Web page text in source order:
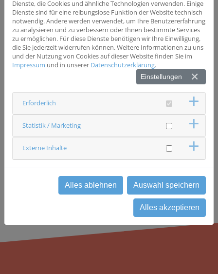
keine
Status
rekrutierend
Ansprechpartner & Kontakt
0941 944 -15535 / -18249
studienzentrale.med3(at)ukr.de
zurück
Dienste, die Cookies und ähnliche Technologien verwenden. Einige
Dienste sind für eine reibungslose Funktion der Website technisch
notwendig. Andere werden verwendet, um Ihre Benutzererfahrung
zu analysieren und zu verbessern oder Ihnen bestimmte Services
zu ermöglichen. Für diese Dienste benötigen wir Ihre Einwilligung,
die Sie jederzeit widerrufen können. Weitere Informationen zu uns
und der Nutzung von Cookies auf dieser Website finden Sie im
Impressum und in unserer Datenschutzerklärung.
Einstellungen
Erforderlich
Statistik / Marketing
Externe Inhalte
Alles ablehnen Auswahl speichern
Alles akzeptieren